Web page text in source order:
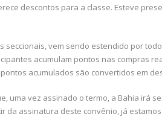
descontos para a classe. Esteve
seccionais, vem sendo estendido por
acumulam pontos nas compras
acumulados são convertidos em
uma vez assinado o termo, a Bahia irá
da assinatura deste convênio, já